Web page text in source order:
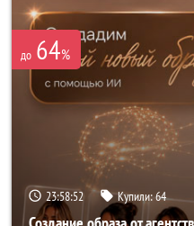
до 64%
23:58:50 Купили:64